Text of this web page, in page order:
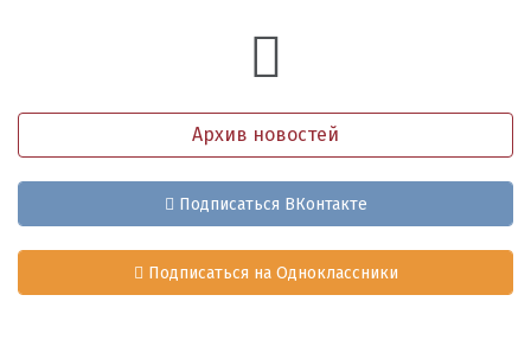
Архив новостей
Подписаться ВКонтакте
Подписаться на Одноклассники